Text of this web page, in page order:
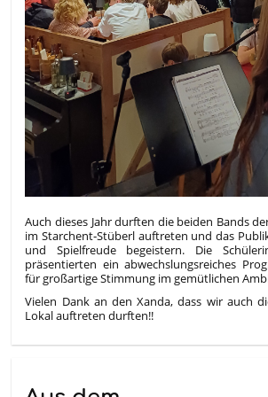
Auch dieses Jahr durften die beiden Bands
im Starchent‑Stüberl auftreten und das
und Spielfreude begeistern. Die
präsentierten ein abwechslungsreiches
für großartige Stimmung im gemütlichen
Vielen Dank an den Xanda, dass wir auch
Lokal auftreten durften!!